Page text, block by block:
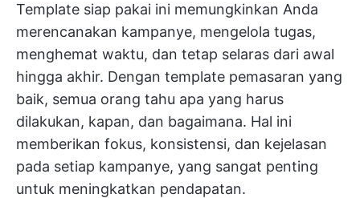
Template siap pakai ini memungkinkan Anda
merencanakan kampanye, mengelola tugas,
menghemat waktu, dan tetap selaras dari awal
hingga akhir. Dengan template pemasaran yang
baik, semua orang tahu apa yang harus
dilakukan, kapan, dan bagaimana. Hal ini
memberikan fokus, konsistensi, dan kejelasan
pada setiap kampanye, yang sangat penting
untuk meningkatkan pendapatan.